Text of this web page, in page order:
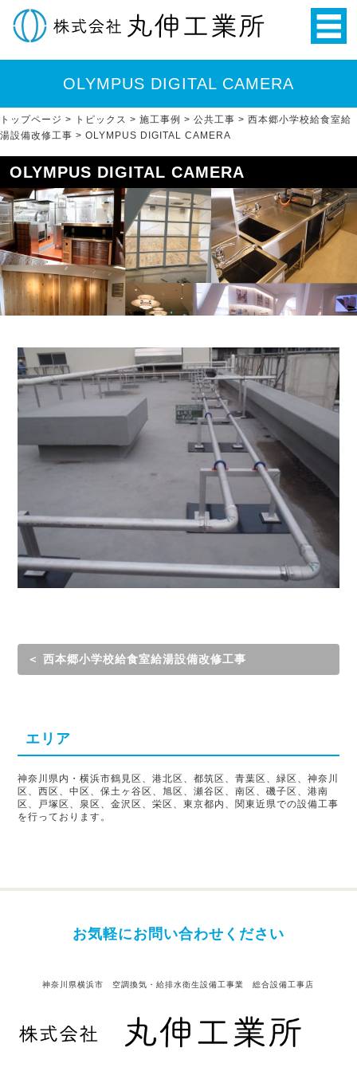
OLYMPUS DIGITAL CAMERA
トップページ > トピックス > 施工事例 > 公共工事 > 西本郷小学校給食室給
湯設備改修工事 > OLYMPUS DIGITAL CAMERA
OLYMPUS DIGITAL CAMERA
＜ 西本郷小学校給食室給湯設備改修工事
エリア
神奈川県内・横浜市鶴見区、港北区、都筑区、青葉区、緑区、神奈川
区、西区、中区、保土ヶ谷区、旭区、瀬谷区、南区、磯子区、港南
区、戸塚区、泉区、金沢区、栄区、東京都内、関東近県での設備工事
を行っております。
お気軽にお問い合わせください
神奈川県横浜市 空調換気・給排水衛生設備工事業 総合設備工事店